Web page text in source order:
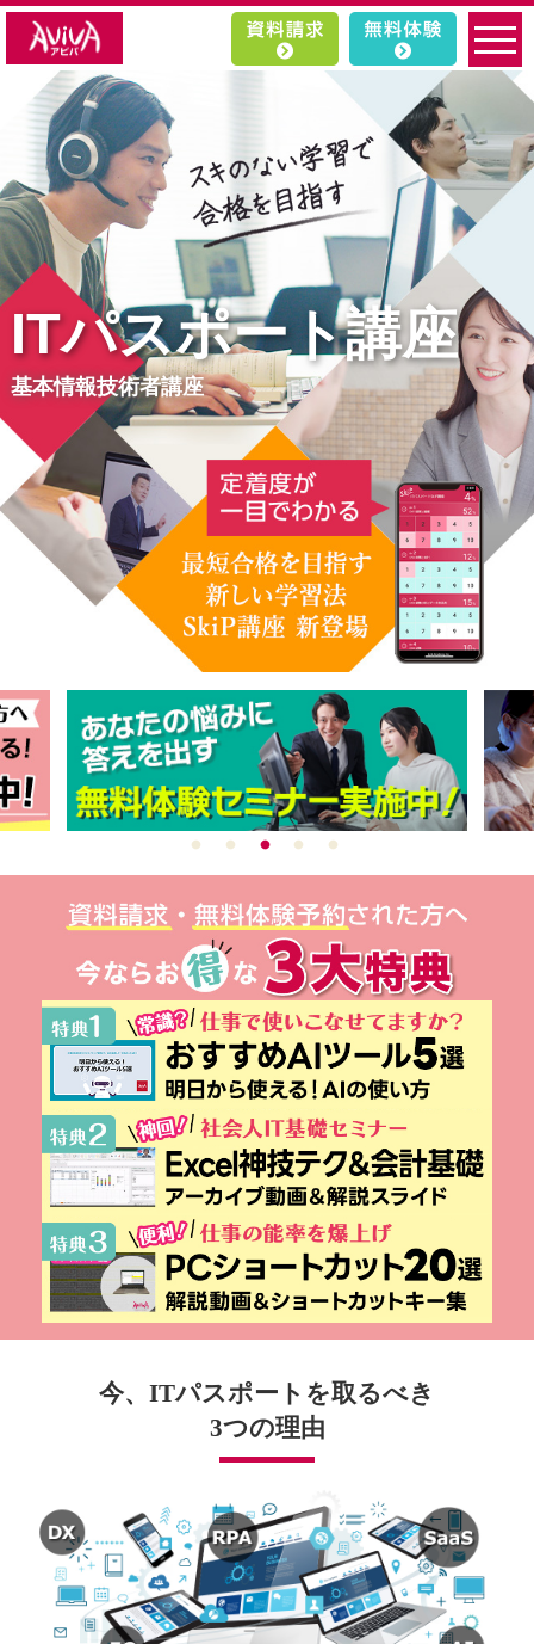
ITパスポート講座
基本情報技術者講座
今、ITパスポートを取るべき
3つの理由